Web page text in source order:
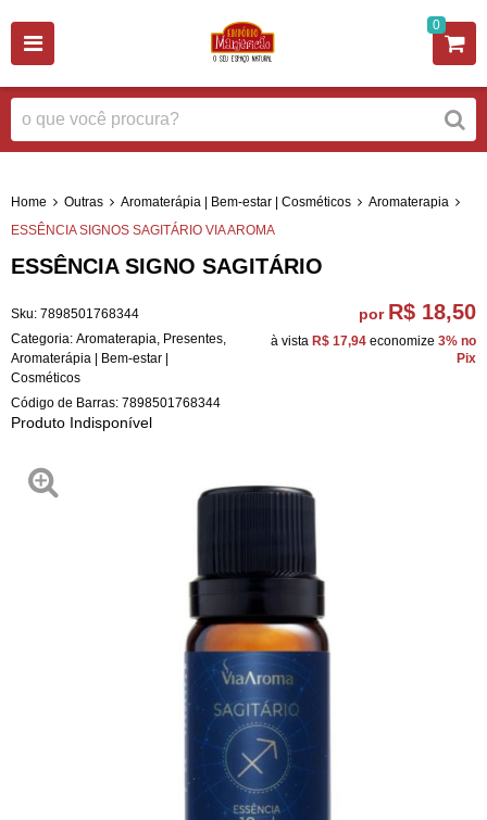
0
Home Outras Aromaterápia | Bem-estar | Cosméticos
Aromaterapia
ESSÊNCIA SIGNOS SAGITÁRIO VIA AROMA
ESSÊNCIA SIGNO SAGITÁRIO
Sku: 7898501768344
Categoria: Aromaterapia Presentes
Aromaterápia | Bem-estar |
Cosméticos
Código de Barras: 7898501768344
Produto Indisponível
por R$ 18,50
à vista R$ 17,94 economize 3% no
Pix